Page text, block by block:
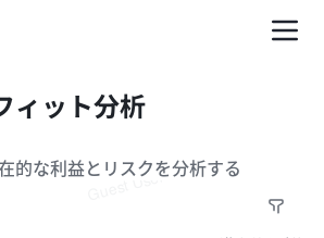
ィット分析
的な利益とリスクを分析する